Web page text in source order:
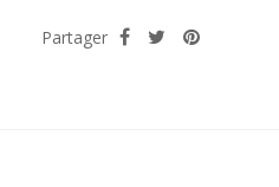
Partager